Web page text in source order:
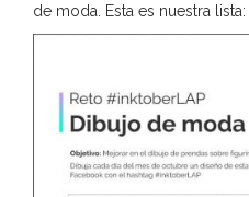
de moda. Esta es nuestra lista: